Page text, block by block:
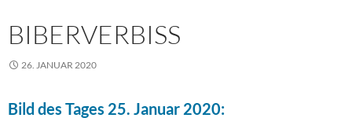
BIBERVERBISS
26. JANUAR 2020
Bild des Tages 25. Januar 2020: